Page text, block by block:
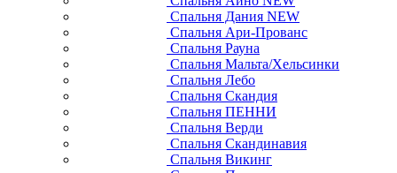
Спальня Дания NEW
Спальня Ари-Прованс
Спальня Рауна
Спальня Мальта/Хельсинки
Спальня Лебо
Спальня Скандия
Спальня ПЕННИ
Спальня Верди
Спальня Скандинавия
Спальня Викинг